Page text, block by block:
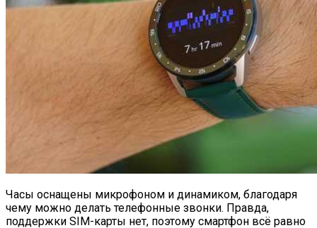
Часы оснащены микрофоном и динамиком, благодаря
чему можно делать телефонные звонки. Правда,
поддержки SIM-карты нет, поэтому смартфон всё равно